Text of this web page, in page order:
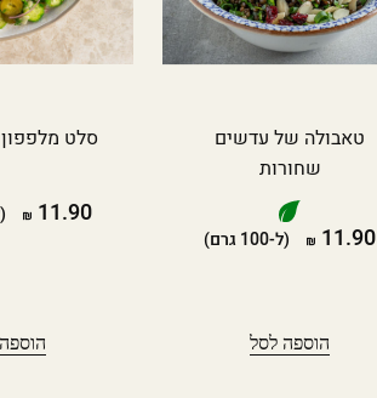
טאבולה של עדשים
שחורות
11.90 (ל-100 גרם)
הוספה לסל
סלט
11.90